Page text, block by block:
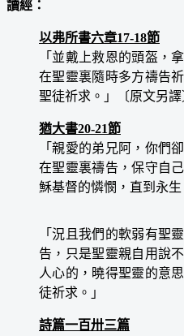
讀經：
以弗所書六章17-18節
「並戴上救恩的頭盔，
在聖靈裏隨時多方禱告
聖徒祈求。」〔原文另譯
猶大書20-21節
「親愛的弟兄阿，你們
在聖靈裏禱告，保守自
穌基督的憐憫，直到永生
「況且我們的軟弱有聖
告，只是聖靈親自用說
人心的，曉得聖靈的意
徒祈求。」
詩篇一百卅三篇